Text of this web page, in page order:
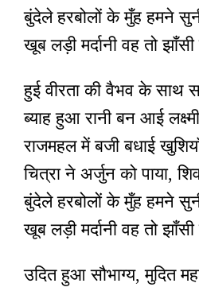
बुंदेले हरबोलों के मुँह हमने
खूब लड़ी मर्दानी वह तो झाँसी
हुई वीरता की वैभव के साथ
ब्याह हुआ रानी बन आई
राजमहल में बजी बधाई
चित्रा ने अर्जुन को पाया,
बुंदेले हरबोलों के मुँह हमने
खूब लड़ी मर्दानी वह तो झाँसी
उदित हुआ सौभाग्य, मुदित